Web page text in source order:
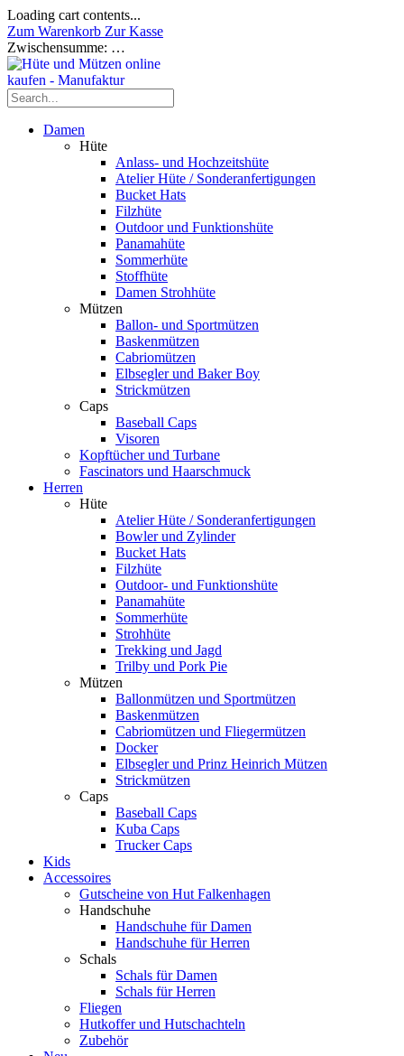
Loading cart contents...
Zum Warenkorb Zur Kasse
Zwischensumme: …
Damen
Hüte
Anlass- und Hochzeitshüte
Atelier Hüte / Sonderanfertigungen
Bucket Hats
Filzhüte
Outdoor und Funktionshüte
Panamahüte
Sommerhüte
Stoffhüte
Damen Strohhüte
Mützen
Ballon- und Sportmützen
Baskenmützen
Cabriomützen
Elbsegler und Baker Boy
Strickmützen
Caps
Baseball Caps
Visoren
Kopftücher und Turbane
Fascinators und Haarschmuck
Herren
Hüte
Atelier Hüte / Sonderanfertigungen
Bowler und Zylinder
Bucket Hats
Filzhüte
Outdoor- und Funktionshüte
Panamahüte
Sommerhüte
Strohhüte
Trekking und Jagd
Trilby und Pork Pie
Mützen
Ballonmützen und Sportmützen
Baskenmützen
Cabriomützen und Fliegermützen
Docker
Elbsegler und Prinz Heinrich Mützen
Strickmützen
Caps
Baseball Caps
Kuba Caps
Trucker Caps
Kids
Accessoires
Gutscheine von Hut Falkenhagen
Handschuhe
Handschuhe für Damen
Handschuhe für Herren
Schals
Schals für Damen
Schals für Herren
Fliegen
Hutkoffer und Hutschachteln
Zubehör